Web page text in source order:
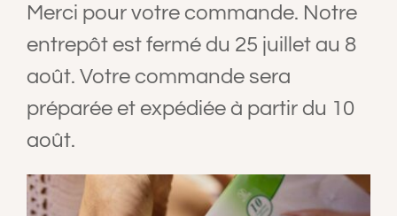
CONSEILS D’EXPERT
A PROPOS
CONTACT
PANIER
Merci pour votre commande. Notre
entrepôt est fermé du 25 juillet au 8
août. Votre commande sera
préparée et expédiée à partir du 10
août.